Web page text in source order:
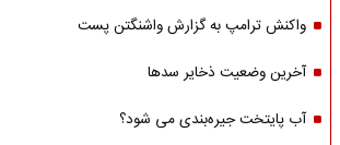
واکنش ترامپ به گزارش واشنگتن پست
آخرین وضعیت ذخایر سدها
آب پایتخت جیره‌بندی می شود؟